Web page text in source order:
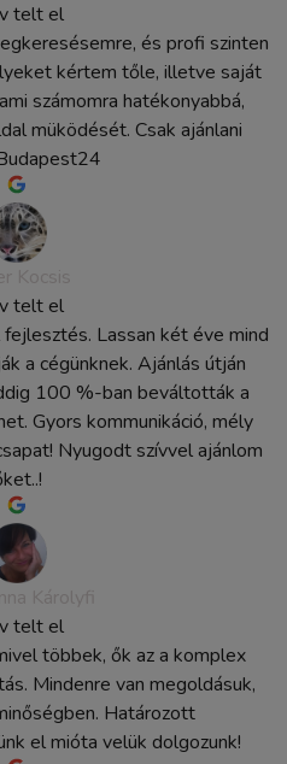
telt el
és profi szinten
kértem tőle, illetve saját
számomra hatékonyabbá,
müködését. Csak ajánlani
telt el
Lassan két éve mind
a cégünknek. Ajánlás útján
100 %-ban beváltották a
Gyors kommunikáció, mély
Nyugodt szívvel ajánlom
telt el
többek, ők az a komplex
Mindenre van megoldásuk,
Határozott
el mióta velük dolgozunk!